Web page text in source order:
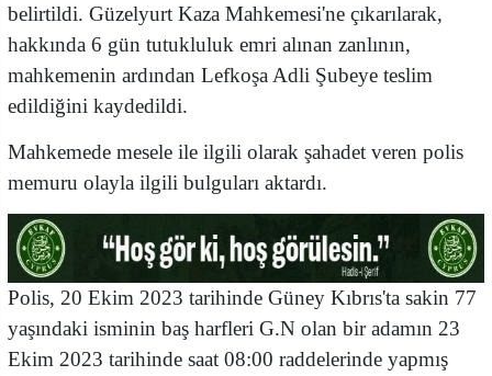
belirtildi. Güzelyurt Kaza Mahkemesi'ne çıkarılarak,
hakkında 6 gün tutukluluk emri alınan zanlının,
mahkemenin ardından Lefkoşa Adli Şubeye teslim
edildiğini kaydedildi.
Mahkemede mesele ile ilgili olarak şahadet veren polis
memuru olayla ilgili bulguları aktardı.
Polis, 20 Ekim 2023 tarihinde Güney Kıbrıs'ta sakin 77
yaşındaki isminin baş harfleri G.N olan bir adamın 23
Ekim 2023 tarihinde saat 08:00 raddelerinde yapmış